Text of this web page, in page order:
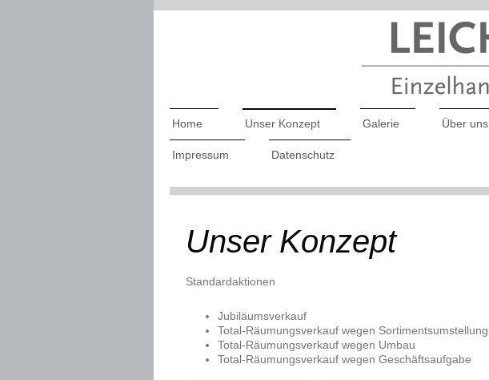
Home Unser Konzept Galerie Über uns
Impressum Datenschutz
Unser Konzept
Standardaktionen
Jubiläumsverkauf​
Total-Räumungsverkauf wegen Sortimentsumstellung
Total-Räumungsverkauf wegen Umbau
Total-Räumungsverkauf wegen Geschäftsaufgabe